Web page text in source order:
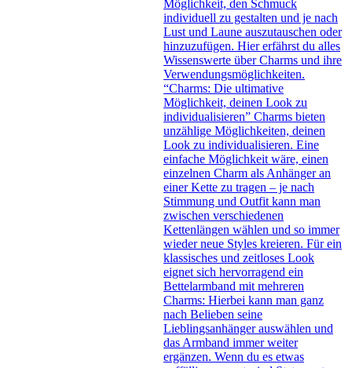
Möglichkeit, den Schmuck
individuell zu gestalten und je nach
Lust und Laune auszutauschen oder
hinzuzufügen. Hier erfährst du alles
Wissenswerte über Charms und ihre
Verwendungsmöglichkeiten.
“Charms: Die ultimative
Möglichkeit, deinen Look zu
individualisieren” Charms bieten
unzählige Möglichkeiten, deinen
Look zu individualisieren. Eine
einfache Möglichkeit wäre, einen
einzelnen Charm als Anhänger an
einer Kette zu tragen – je nach
Stimmung und Outfit kann man
zwischen verschiedenen
Kettenlängen wählen und so immer
wieder neue Styles kreieren. Für ein
klassisches und zeitloses Look
eignet sich hervorragend ein
Bettelarmband mit mehreren
Charms: Hierbei kann man ganz
nach Belieben seine
Lieblingsanhänger auswählen und
das Armband immer weiter
ergänzen. Wenn du es etwas